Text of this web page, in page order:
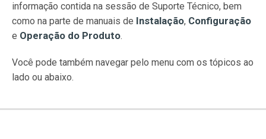
informação contida na sessão de Suporte Técnico, bem
como na parte de manuais de Instalação, Configuração
e Operação do Produto.
Você pode também navegar pelo menu com os tópicos ao
lado ou abaixo.